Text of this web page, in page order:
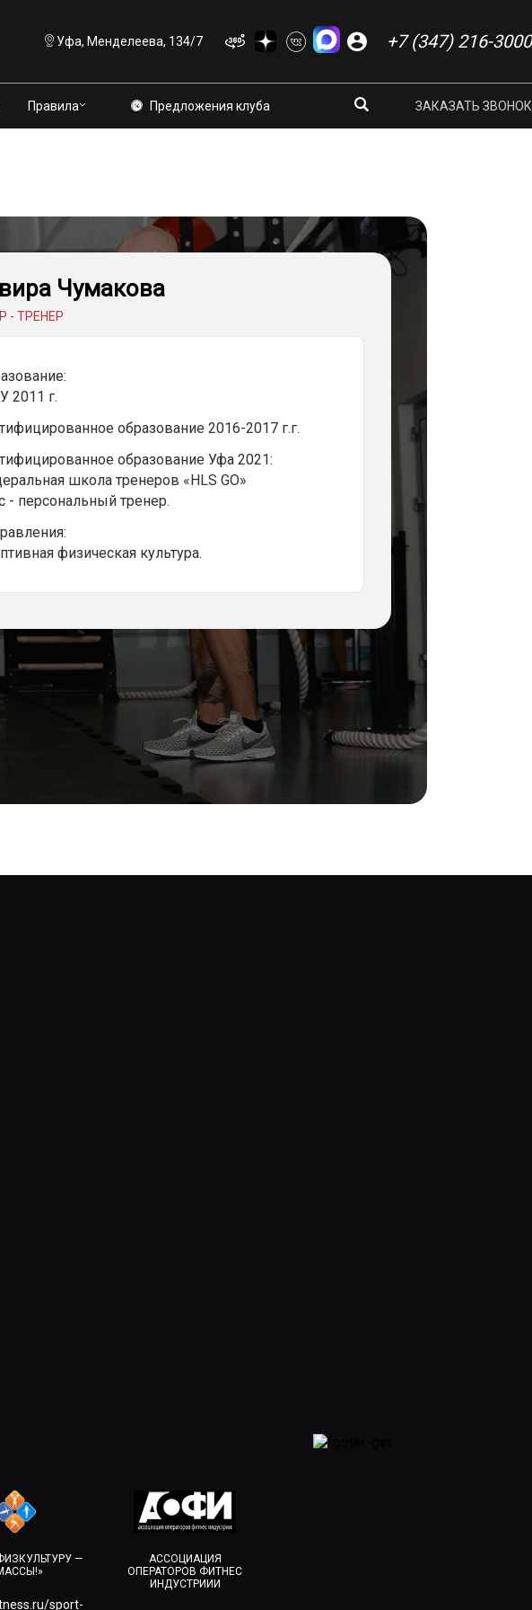
Уфа, Менделеева, 134/7 +7 (347) 216-3000
Правила Предложения клуба ЗАКАЗАТЬ ЗВОНОК
Чумакова
- ТРЕНЕР
2011 г.
образование 2016-2017 г.г.
образование Уфа 2021:
школа тренеров «HLS GO»
- персональный тренер.
физическая культура.
—
sport-
АССОЦИАЦИЯ
ОПЕРАТОРОВ ФИТНЕС
ИНДУСТРИИИ